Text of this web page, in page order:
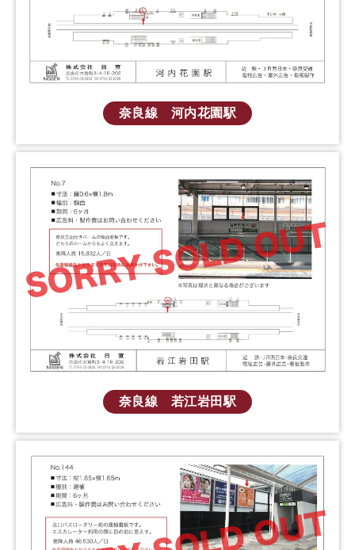
奈良線 河内花園駅
奈良線 若江岩田駅